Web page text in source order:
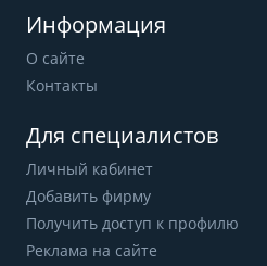
Информация
О сайте
Контакты
Для специалистов
Личный кабинет
Добавить фирму
Получить доступ к профилю
Реклама на сайте